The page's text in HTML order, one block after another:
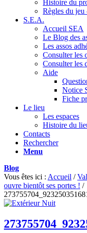
Histoire du
Règles du jeu
S.E.A.
Accueil SEA
Le Blog des
Les assos
Consulter les
Consulter les
Aide
Notice
Fiche
Le lieu
Les espaces
Histoire du
Contacts
Rechercher
Menu
Blog
Vous êtes ici : Accueil /
ouvre bientôt ses portes ! /